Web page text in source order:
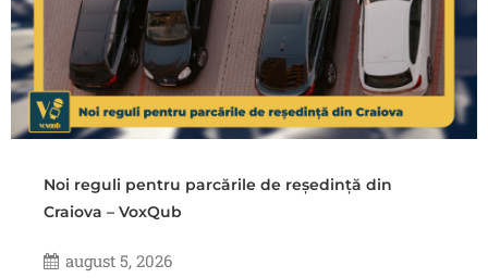
Noi reguli pentru parcările de reședință din
Craiova – VoxQub
august 5, 2026